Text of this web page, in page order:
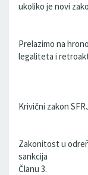
ukoliko je novi
Prelazimo na
legaliteta i
Krivični zakon
Zakonitost u
sankcija
Članu 3.